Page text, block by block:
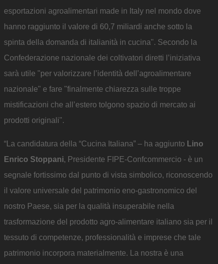
esportazioni agroalimentari made in Italy nel mondo dove
hanno raggiunto il valore di 60,7 miliardi anche sotto la
spinta della domanda di italianità in cucina". Secondo la
Confederazione nazionale dei coltivatori diretti l’iniziativa
sarà utile "per valorizzare l’identità dell’agroalimentare
nazionale" e fare "finalmente chiarezza sulle troppe
mistificazioni che all’estero tolgono spazio di mercato ai
prodotti originali".
“La candidatura della “Cucina Italiana” – ha aggiunto Lino
Enrico Stoppani, Presidente FIPE-Confcommercio - è un
segnale fortissimo dal punto di vista simbolico, riconoscendo
il valore universale del patrimonio eno-gastronomico del
nostro Paese, sia per la qualità insuperabile nella
trasformazione del prodotto agro-alimentare italiano sia per il
tessuto di competenze, professionalità e imprese che tale
patrimonio incorpora materialmente. La nostra è una